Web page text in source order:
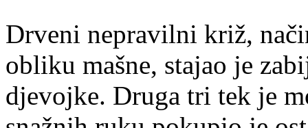
Drveni nepravilni križ,
obliku mašne, stajao je
djevojke. Druga tri tek je